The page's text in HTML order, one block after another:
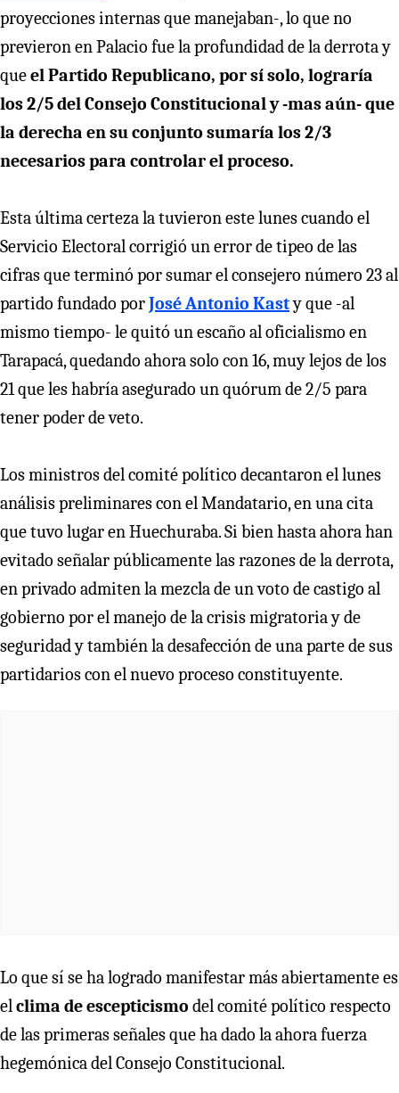
proyecciones internas que manejaban-, lo que no
previeron en Palacio fue la profundidad de la derrota y
queel Partido Republicano, por sí solo, lograría
los 2/5 del Consejo Constitucional y -mas aún- que
la derecha en su conjunto sumaría los 2/3
necesarios para controlar el proceso.
Esta última certeza la tuvieron este lunes cuando el
Servicio Electoral corrigió un error de tipeo de las
cifras que terminó por sumar el consejero número 23 al
partido fundado porJosé Antonio Kasty que -al
mismo tiempo- le quitó un escaño al oficialismo en
Tarapacá, quedando ahora solo con 16, muy lejos de los
21 que les habría asegurado un quórum de 2/5 para
tener poder de veto.
Los ministros del comité político decantaron el lunes
análisis preliminares con el Mandatario, en una cita
que tuvo lugar en Huechuraba. Si bien hasta ahora han
evitado señalar públicamente las razones de la derrota,
en privado admiten la mezcla de un voto de castigo al
gobierno por el manejo de la crisis migratoria y de
seguridad y también la desafección de una parte de sus
partidarios con el nuevo proceso constituyente.
Lo que sí se ha logrado manifestar más abiertamente es
elclima de escepticismo del comité político respecto
de las primeras señales que ha dado la ahora fuerza
hegemónica del Consejo Constitucional.